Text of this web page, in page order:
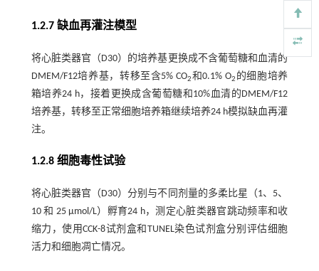
1.2.7 缺血再灌注模型
将心脏类器官（D30）的培养基更换成不含葡萄糖和血清的
DMEM/F12培养基，转移至含5% CO2和0.1% O2 的细胞培养
箱培养24 h，接着更换成含葡萄糖和10%血清的DMEM/F12
培养基，转移至正常细胞培养箱继续培养24 h模拟缺血再灌
注。
1.2.8 细胞毒性试验
将心脏类器官（D30）分别与不同剂量的多柔比星（1、5、
10 和 25 µmol/L）孵育24 h，测定心脏类器官跳动频率和收
缩力，使用CCK-8试剂盒和TUNEL染色试剂盒分别评估细胞
活力和细胞凋亡情况。